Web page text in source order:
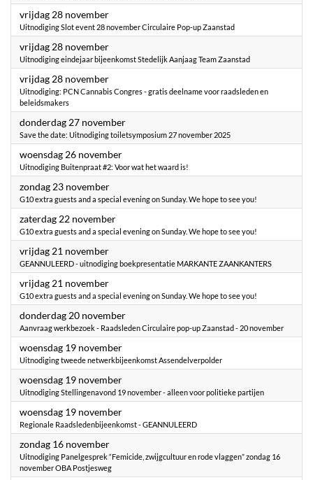
vrijdag 28 november2025
Uitnodiging Slot event 28 november Circulaire Pop-up Zaanstad
vrijdag 28 november2025
Uitnodiging eindejaar bijeenkomst Stedelijk Aanjaag Team Zaanstad
vrijdag 28 november2025
Uitnodiging: PCN Cannabis Congres - gratis deelname voor raadsleden en
beleidsmakers
donderdag 27 november2025
Save the date: Uitnodiging toiletsymposium 27 november 2025
woensdag 26 november2025
Uitnodiging Buitenpraat #2: Voor wat het waard is!
zondag 23 november2025
G10 extra guests and a special evening on Sunday. We hope to see you!
zaterdag 22 november2025
G10 extra guests and a special evening on Sunday. We hope to see you!
vrijdag 21 november2025
GEANNULEERD - uitnodiging boekpresentatie MARKANTE ZAANKANTERS
vrijdag 21 november2025
G10 extra guests and a special evening on Sunday. We hope to see you!
donderdag 20 november2025
Aanvraag werkbezoek - Raadsleden Circulaire pop-up Zaanstad - 20 november
woensdag 19 november2025
Uitnodiging tweede netwerkbijeenkomst Assendelverpolder
woensdag 19 november2025
Uitnodiging Stellingenavond 19 november - alleen voor politieke partijen
woensdag 19 november2025
Regionale Raadsledenbijeenkomst - GEANNULEERD
zondag 16 november2025
Uitnodiging ​Panelgesprek “Femicide, zwijgcultuur en rode vlaggen” zondag 16
november OBA Postjesweg